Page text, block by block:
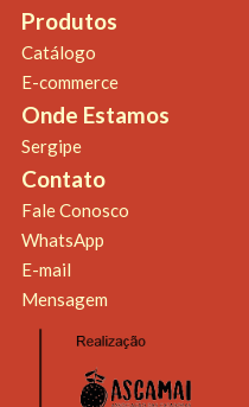
Produtos
Catálogo
E-commerce
Onde Estamos
Sergipe
Contato
Fale Conosco
WhatsApp
E-mail
Mensagem